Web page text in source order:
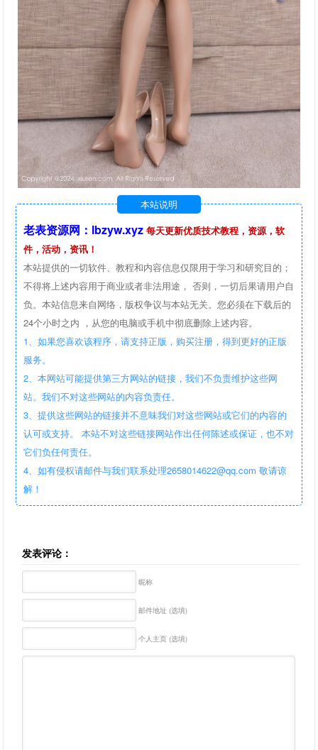
本站说明
老表资源网：lbzyw.xyz 每天更新优质技术教程，资源，软
件，活动，资讯！
本站提供的一切软件、教程和内容信息仅限用于学习和研究目的；
不得将上述内容用于商业或者非法用途， 否则，一切后果请用户自
负。本站信息来自网络，版权争议与本站无关。您必须在下载后的
24个小时之内 ，从您的电脑或手机中彻底删除上述内容。
1、如果您喜欢该程序，请支持正版，购买注册，得到更好的正版
服务。
2、本网站可能提供第三方网站的链接，我们不负责维护这些网
站。我们不对这些网站的内容负责任。
3、提供这些网站的链接并不意味我们对这些网站或它们的内容的
认可或支持。 本站不对这些链接网站作出任何陈述或保证，也不对
它们负任何责任。
4、如有侵权请邮件与我们联系处理2658014622@qq.com 敬请谅
解！
发表评论：
昵称
邮件地址 (选填)
个人主页 (选填)